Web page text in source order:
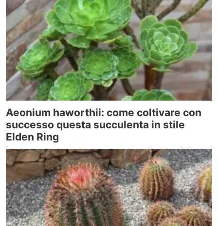
Aeonium haworthii: come coltivare con
successo questa succulenta in stile
Elden Ring